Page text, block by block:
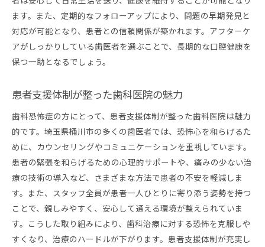
ます。また、定期的なフォローアップにより、問題の早期発見と
対応が可能となり、患者との信頼関係が築かれます。アフターケ
アがしっかりしている歯医者を選ぶことで、長期的な口腔健康を
保つ一助となるでしょう。
患者支援体制が整った歯科医院の魅力
歯科恐怖症の方にとって、患者支援体制が整った歯科医院は魅力
的です。埼玉県桶川市の多くの歯医者では、恐怖心を和らげるた
めに、カウンセリングやコミュニケーションを重視しています。
患者の緊張を和らげるための心理的サポートや、痛みの少ない治
療の技術の導入など、さまざまな方法で患者の不安を軽減しま
す。また、スタッフ全員が患者一人ひとりに寄り添う姿勢を持つ
ことで、親しみやすく、安心して通える環境が整えられていま
す。こうした取り組みにより、歯科治療に対する恐怖を克服しや
すくなり、治療のハードルが下がります。患者支援体制が充実し